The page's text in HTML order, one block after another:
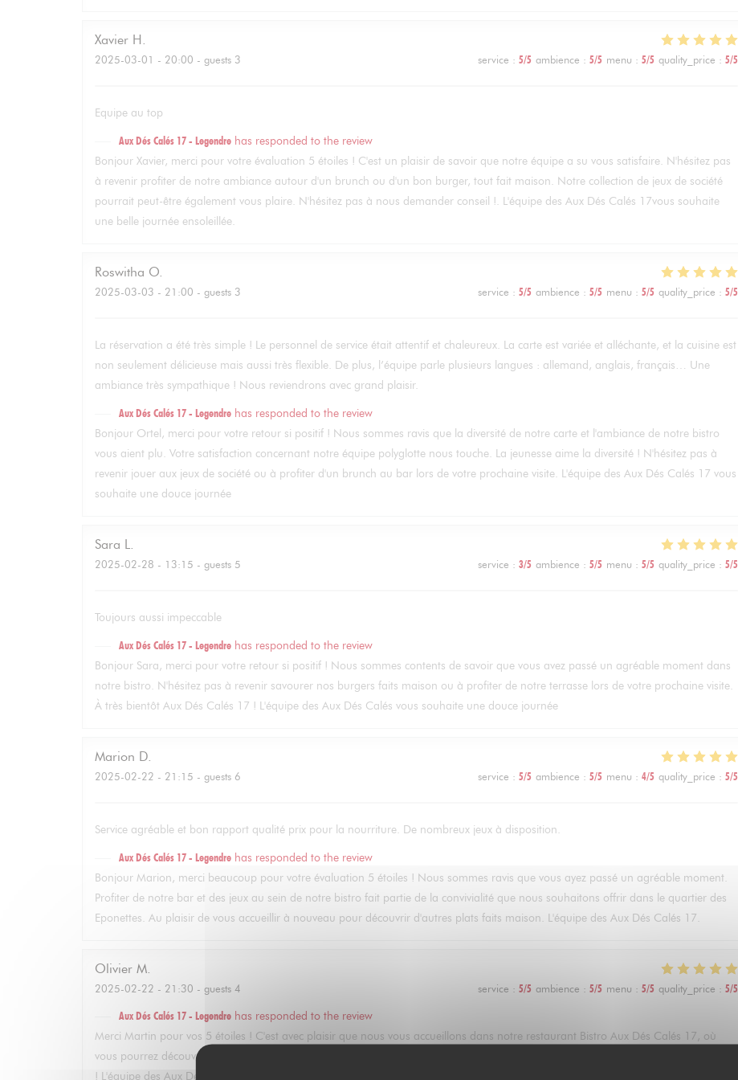
Xavier H
2025-03-01 - 20:00 - guests 3 service : 5/5 ambience : 5/5 menu : 5/5 quality_price : 5/5
Equipe au top
Aux Dés Calés 17 - Legendre has responded to the review
Bonjour Xavier, merci pour votre évaluation 5 étoiles ! C'est un plaisir de savoir que notre équipe a su vous satisfaire. N'hésitez pas
à revenir profiter de notre ambiance autour d'un brunch ou d'un bon burger, tout fait maison. Notre collection de jeux de société
pourrait peut-être également vous plaire. N'hésitez pas à nous demander conseil !. L'équipe des Aux Dés Calés 17vous souhaite
une belle journée ensoleillée.
Roswitha O
2025-03-03 - 21:00 - guests 3 service : 5/5 ambience : 5/5 menu : 5/5 quality_price : 5/5
La réservation a été très simple ! Le personnel de service était attentif et chaleureux. La carte est variée et alléchante, et la cuisine est
non seulement délicieuse mais aussi très flexible. De plus, l’équipe parle plusieurs langues : allemand, anglais, français… Une
ambiance très sympathique ! Nous reviendrons avec grand plaisir.
Aux Dés Calés 17 - Legendre has responded to the review
Bonjour Ortel, merci pour votre retour si positif ! Nous sommes ravis que la diversité de notre carte et l'ambiance de notre bistro
vous aient plu. Votre satisfaction concernant notre équipe polyglotte nous touche. La jeunesse aime la diversité ! N'hésitez pas à
revenir jouer aux jeux de société ou à profiter d'un brunch au bar lors de votre prochaine visite. L'équipe des Aux Dés Calés 17 vous
souhaite une douce journée
Sara L
2025-02-28 - 13:15 - guests 5 service : 3/5 ambience : 5/5 menu : 5/5 quality_price : 5/5
Toujours aussi impeccable
Aux Dés Calés 17 - Legendre has responded to the review
Bonjour Sara, merci pour votre retour si positif ! Nous sommes contents de savoir que vous avez passé un agréable moment dans
notre bistro. N'hésitez pas à revenir savourer nos burgers faits maison ou à profiter de notre terrasse lors de votre prochaine visite.
À très bientôt Aux Dés Calés 17 ! L'équipe des Aux Dés Calés vous souhaite une douce journée
Marion D
2025-02-22 - 21:15 - guests 6 service : 5/5 ambience : 5/5 menu : 4/5 quality_price : 5/5
Service agréable et bon rapport qualité prix pour la nourriture. De nombreux jeux à disposition.
Aux Dés Calés 17 - Legendre has responded to the review
Bonjour Marion, merci beaucoup pour votre évaluation 5 étoiles ! Nous sommes ravis que vous ayez passé un agréable moment.
Profiter de notre bar et des jeux au sein de notre bistro fait partie de la convivialité que nous souhaitons offrir dans le quartier des
Eponettes. Au plaisir de vous accueillir à nouveau pour découvrir d'autres plats faits maison. L'équipe des Aux Dés Calés 17.
Olivier M
2025-02-22 - 21:30 - guests 4 service : 5/5 ambience : 5/5 menu : 5/5 quality_price : 5/5
Aux Dés Calés 17 - Legendre has responded to the review
Merci Martin pour vos 5 étoiles ! C'est avec plaisir que nous vous accueillons dans notre restaurant Bistro Aux Dés Calés 17, où
vous pourrez découvrir dès l'arrivée des beaux jours notre terrasse et nos plats faits maison. À très bientôt dans notre bistro à Paris
! L'équipe des Aux Dés Calés.